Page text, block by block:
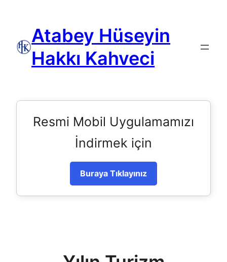
Atabey Hüseyin
Hakkı Kahveci
Resmi Mobil Uygulamamızı
İndirmek için
Buraya Tıklayınız